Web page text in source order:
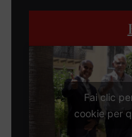
Fai clic
cookie per